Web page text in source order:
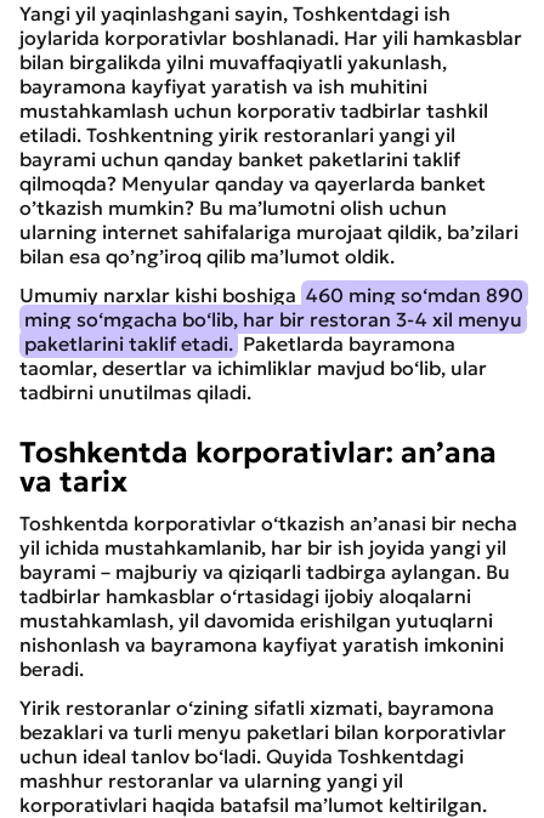
Yangi yil yaqinlashgani sayin, Toshkentdagi ish
joylarida korporativlar boshlanadi. Har yili hamkasblar
bilan birgalikda yilni muvaffaqiyatli yakunlash,
bayramona kayfiyat yaratish va ish muhitini
mustahkamlash uchun korporativ tadbirlar tashkil
etiladi. Toshkentning yirik restoranlari yangi yil
bayrami uchun qanday banket paketlarini taklif
qilmoqda? Menyular qanday va qayerlarda banket
o’tkazish mumkin? Bu ma’lumotni olish uchun
ularning internet sahifalariga murojaat qildik, ba’zilari
bilan esa qo’ng’iroq qilib ma’lumot oldik.
Umumiy narxlar kishi boshiga 460 ming so‘mdan 890
ming so‘mgacha bo‘lib, har bir restoran 3-4 xil menyu
paketlarini taklif etadi. Paketlarda bayramona
taomlar, desertlar va ichimliklar mavjud bo‘lib, ular
tadbirni unutilmas qiladi.
Toshkentda korporativlar: an’ana
va tarix
Toshkentda korporativlar o‘tkazish an’anasi bir necha
yil ichida mustahkamlanib, har bir ish joyida yangi yil
bayrami – majburiy va qiziqarli tadbirga aylangan. Bu
tadbirlar hamkasblar o‘rtasidagi ijobiy aloqalarni
mustahkamlash, yil davomida erishilgan yutuqlarni
nishonlash va bayramona kayfiyat yaratish imkonini
beradi.
Yirik restoranlar o‘zining sifatli xizmati, bayramona
bezaklari va turli menyu paketlari bilan korporativlar
uchun ideal tanlov bo‘ladi. Quyida Toshkentdagi
mashhur restoranlar va ularning yangi yil
korporativlari haqida batafsil ma’lumot keltirilgan.